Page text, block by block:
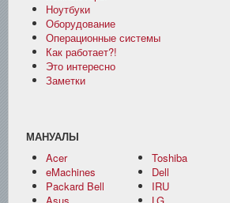
Ноутбуки
Оборудование
Операционные системы
Как работает?!
Это интересно
Заметки
МАНУАЛЫ
Acer
eMachines
Packard Bell
Toshiba
Dell
IRU